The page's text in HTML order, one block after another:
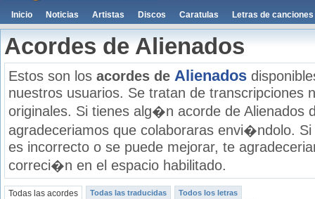
Inicio Noticias Artistas Discos Caratulas Letras de canciones
Acordes de Alienados
Estos son los acordes de Alienados
nuestros usuarios. Se tratan de transcripciones
originales. Si tienes alg�n acorde de Alienados
agradeceriamos que colaboraras envi�ndolo.
es incorrecto o se puede mejorar, te
correci�n en el espacio habilitado.
Todas las acordes Todas las traducidas Todos los letras